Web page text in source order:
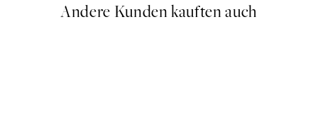
Andere Kunden kauften auch